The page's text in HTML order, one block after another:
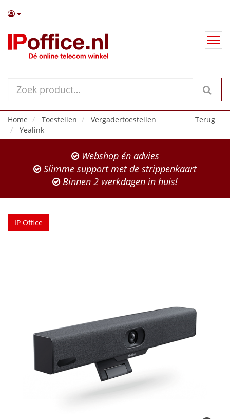
Terug
Home Toestellen
Vergadertoestellen
Yealink
Webshop én advies
Slimme support met de strippenkaart
Binnen 2 werkdagen in huis!
IP Office